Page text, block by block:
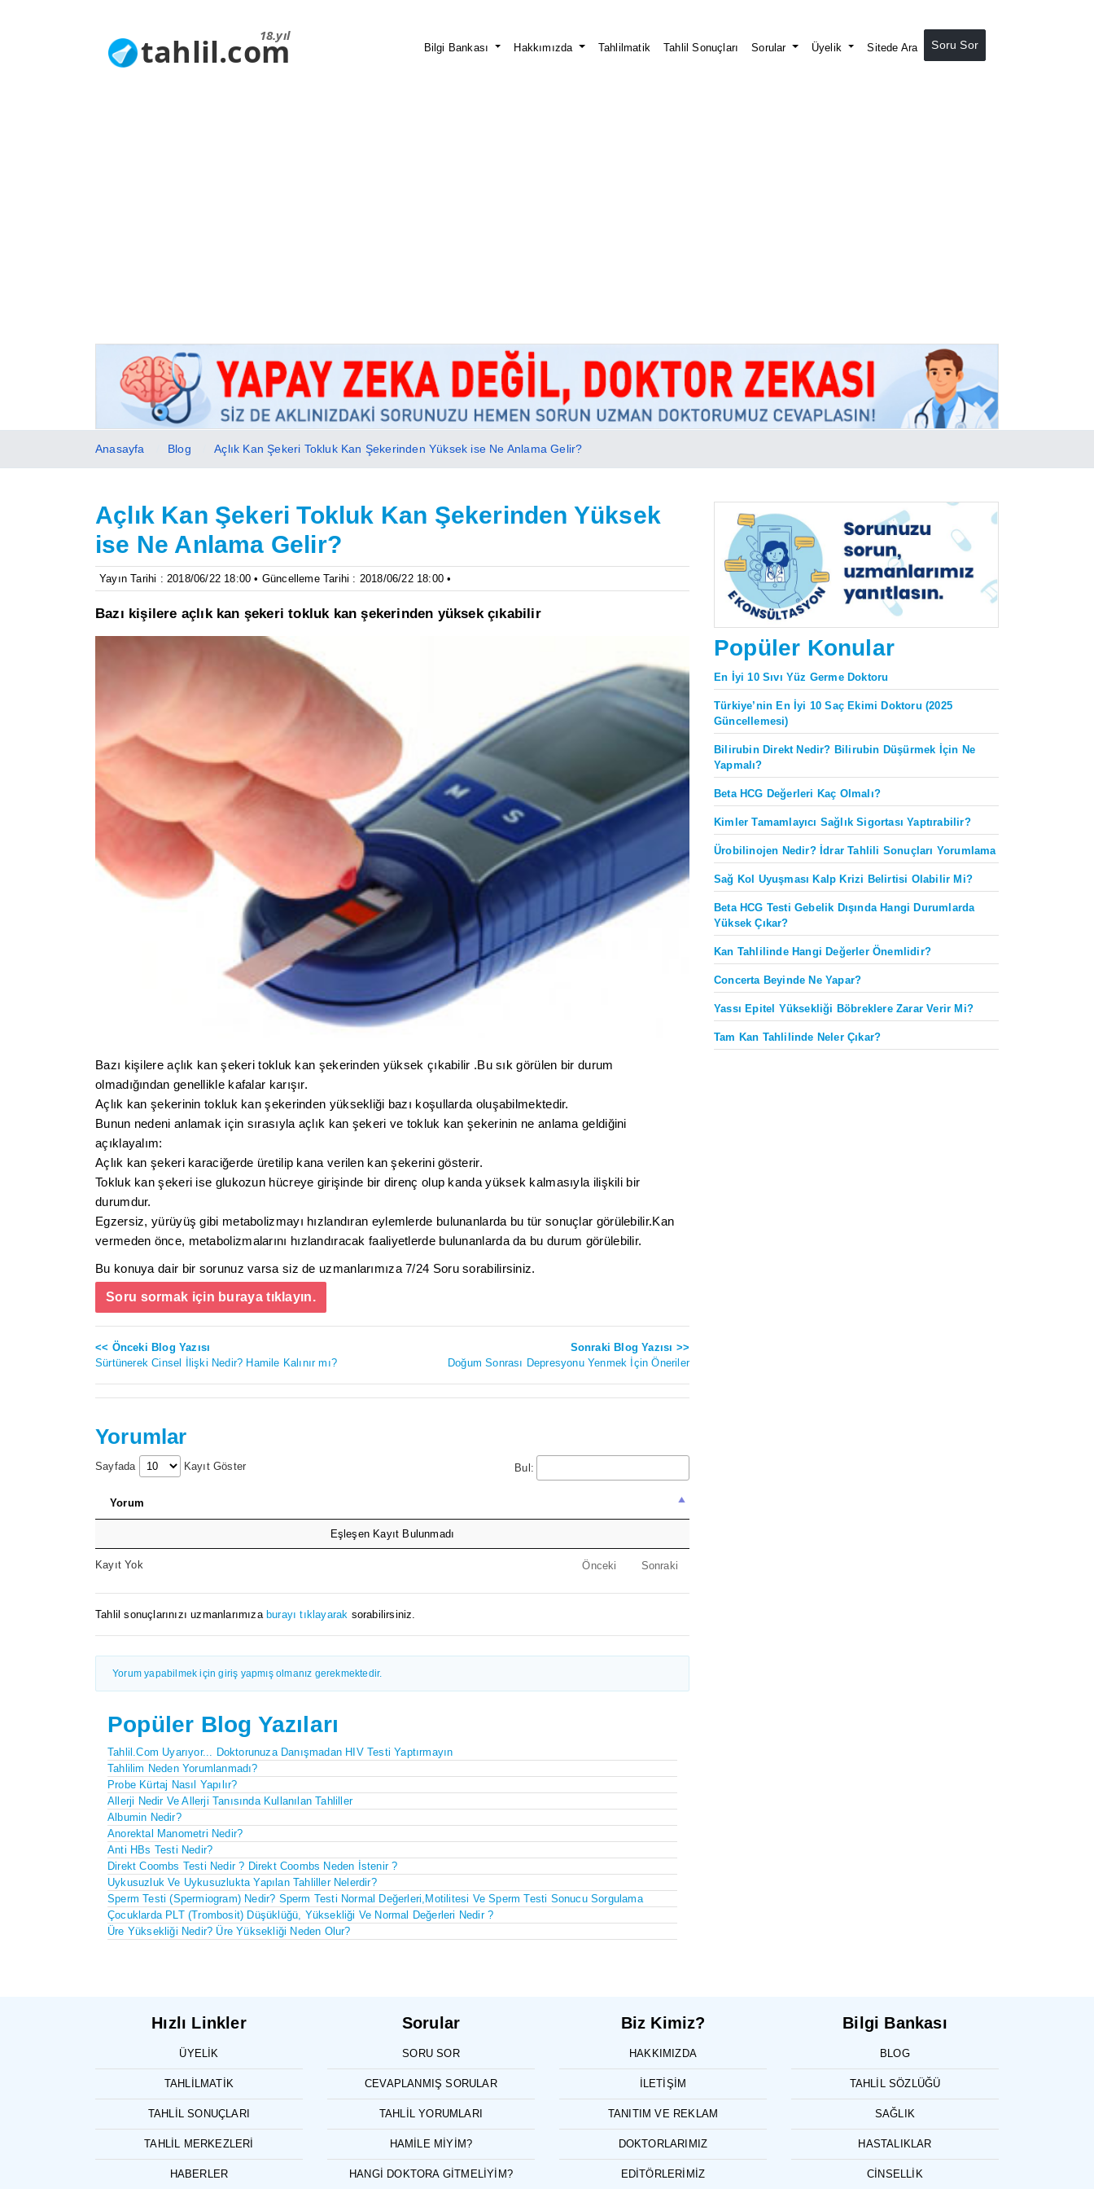
18.yıl
tahlil.com Bilgi Bankası Hakkımızda Tahlilmatik Tahlil Sonuçları Sorular Üyelik Sitede Ara Soru Sor
Anasayfa Blog Açlık Kan Şekeri Tokluk Kan Şekerinden Yüksek ise Ne Anlama Gelir?
Açlık Kan Şekeri Tokluk Kan Şekerinden Yüksek
ise Ne Anlama Gelir?
Yayın Tarihi : 2018/06/22 18:00 • Güncelleme Tarihi : 2018/06/22 18:00 •
Bazı kişilere açlık kan şekeri tokluk kan şekerinden yüksek çıkabilir
Bazı kişilere açlık kan şekeri tokluk kan şekerinden yüksek çıkabilir .Bu sık görülen bir durum
olmadığından genellikle kafalar karışır.
Açlık kan şekerinin tokluk kan şekerinden yüksekliği bazı koşullarda oluşabilmektedir.
Bunun nedeni anlamak için sırasıyla açlık kan şekeri ve tokluk kan şekerinin ne anlama geldiğini
açıklayalım:
Açlık kan şekeri karaciğerde üretilip kana verilen kan şekerini gösterir.
Tokluk kan şekeri ise glukozun hücreye girişinde bir direnç olup kanda yüksek kalmasıyla ilişkili bir
durumdur.
Egzersiz, yürüyüş gibi metabolizmayı hızlandıran eylemlerde bulunanlarda bu tür sonuçlar görülebilir.Kan
vermeden önce, metabolizmalarını hızlandıracak faaliyetlerde bulunanlarda da bu durum görülebilir.
Bu konuya dair bir sorunuz varsa siz de uzmanlarımıza 7/24 Soru sorabilirsiniz.
Soru sormak için buraya tıklayın.
<< Önceki Blog Yazısı
Sürtünerek Cinsel İlişki Nedir? Hamile Kalınır mı?
Sonraki Blog Yazısı >>
Doğum Sonrası Depresyonu Yenmek İçin Öneriler
Yorumlar
Sayfada Kayıt Göster Bul:
Yorum
Eşleşen Kayıt Bulunmadı
Kayıt Yok Önceki Sonraki
Tahlil sonuçlarınızı uzmanlarımıza burayı tıklayarak sorabilirsiniz.
Yorum yapabilmek için giriş yapmış olmanız gerekmektedir.
Popüler Blog Yazıları
Tahlil.com Uyarıyor... Doktorunuza Danışmadan HIV Testi Yaptırmayın
Tahlilim Neden Yorumlanmadı?
Probe Kürtaj Nasıl Yapılır?
Allerji Nedir Ve Allerji Tanısında Kullanılan Tahliller
Albumin Nedir?
Anorektal Manometri Nedir?
Anti HBs Testi Nedir?
Direkt Coombs Testi Nedir ? Direkt Coombs Neden İstenir ?
Uykusuzluk Ve Uykusuzlukta Yapılan Tahliller Nelerdir?
Sperm Testi (Spermiogram) Nedir? Sperm Testi Normal Değerleri,Motilitesi Ve Sperm Testi Sonucu Sorgulama
Çocuklarda PLT (trombosit) Düşüklüğü, Yüksekliği Ve Normal Değerleri Nedir ?
Üre Yüksekliği Nedir? Üre Yüksekliği Neden Olur?
Popüler Konular
En İyi 10 Sıvı Yüz Germe Doktoru
Türkiye’nin En İyi 10 Saç Ekimi Doktoru (2025
Güncellemesi)
Bilirubin Direkt Nedir? Bilirubin Düşürmek İçin Ne
Yapmalı?
Beta HCG Değerleri Kaç Olmalı?
Kimler Tamamlayıcı Sağlık Sigortası Yaptırabilir?
Ürobilinojen Nedir? İdrar Tahlili Sonuçları Yorumlama
Sağ Kol Uyuşması Kalp Krizi Belirtisi Olabilir Mi?
Beta HCG Testi Gebelik Dışında Hangi Durumlarda
Yüksek Çıkar?
Kan Tahlilinde Hangi Değerler Önemlidir?
Concerta Beyinde Ne Yapar?
Yassı Epitel Yüksekliği Böbreklere Zarar Verir Mi?
Tam Kan Tahlilinde Neler Çıkar?
Hızlı Linkler
ÜYELIK
TAHLILMATIK
TAHLIL SONUÇLARI
TAHLIL MERKEZLERI
HABERLER
Sorular
SORU SOR
CEVAPLANMIŞ SORULAR
TAHLIL YORUMLARI
HAMILE MIYIM?
HANGI DOKTORA GITMELIYIM?
Biz Kimiz?
HAKKIMIZDA
İLETIŞIM
TANITIM VE REKLAM
DOKTORLARIMIZ
EDITÖRLERIMIZ
Bilgi Bankası
BLOG
TAHLIL SÖZLÜĞÜ
SAĞLIK
HASTALIKLAR
CINSELLIK